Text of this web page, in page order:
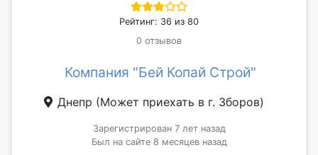
Рейтинг: 36 из 80
0 отзывов
Компания "Бей Копай Строй"
Днепр (Может приехать в г. Зборов)
Зарегистрирован 7 лет назад
Был на сайте 8 месяцев назад